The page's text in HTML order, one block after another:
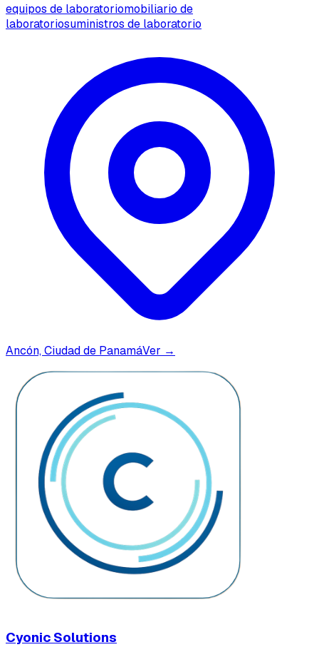
equipos de laboratoriomobiliario de
laboratoriosuministros de laboratorio
Ancón, Ciudad de PanamáVer →
Cyonic Solutions